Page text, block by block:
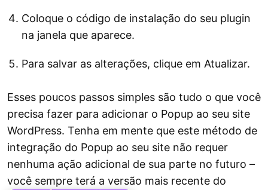
Coloque o código de instalação do seu plugin
na janela que aparece.
Para salvar as alterações, clique em Atualizar.
Esses poucos passos simples são tudo o que você
precisa fazer para adicionar o Popup ao seu site
WordPress. Tenha em mente que este método de
integração do Popup ao seu site não requer
nenhuma ação adicional de sua parte no futuro –
você sempre terá a versão mais recente do